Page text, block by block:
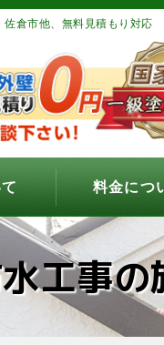
倉市他、無料見積もり対応
料金につ
工事の